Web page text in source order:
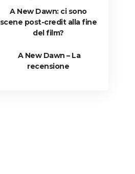
A New Dawn: ci sono
scene post-credit alla fine
del film?
A New Dawn – La
recensione